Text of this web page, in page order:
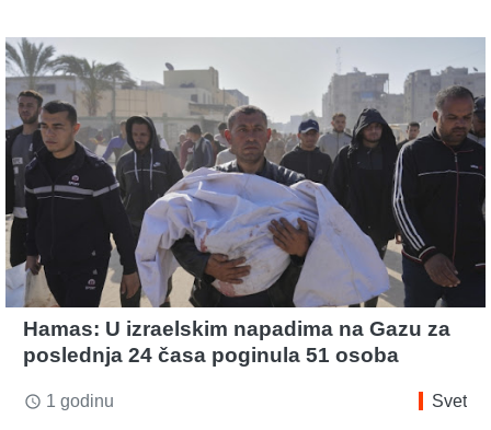
Hamas: U izraelskim napadima na Gazu za
poslednja 24 časa poginula 51 osoba
access_time 1 godinu Svet